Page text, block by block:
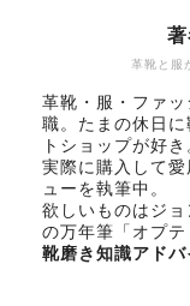
革靴と服
著
革靴・服・ファ
職。たまの休日
トショップが好き
実際に購入して
ューを執筆中。
欲しいものはジ
の万年筆「オプテ
靴磨き知識アドバ